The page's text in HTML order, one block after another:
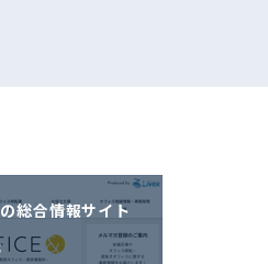
総合情報サイト